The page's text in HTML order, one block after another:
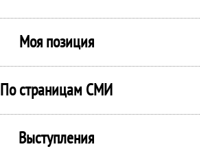
Моя позиция
По страницам СМИ
Выступления